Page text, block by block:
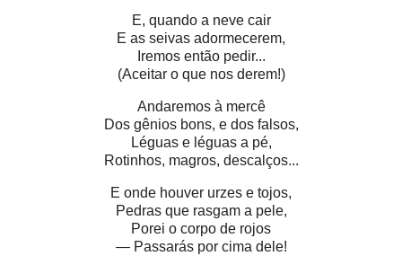
E, quando a neve cair
E as seivas adormecerem,
Iremos então pedir...
(Aceitar o que nos derem!)
Andaremos à mercê
Dos gênios bons, e dos falsos,
Léguas e léguas a pé,
Rotinhos, magros, descalços...
E onde houver urzes e tojos,
Pedras que rasgam a pele,
Porei o corpo de rojos
— Passarás por cima dele!